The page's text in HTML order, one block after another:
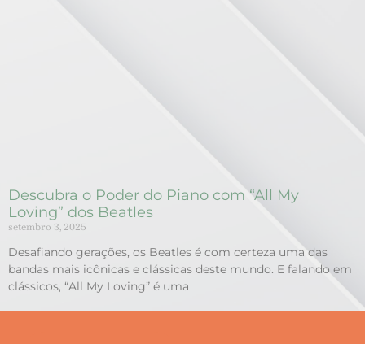
Descubra o Poder do Piano com “All My
Loving” dos Beatles
setembro 3, 2025
Desafiando gerações, os Beatles é com certeza uma das
bandas mais icônicas e clássicas deste mundo. E falando em
clássicos, “All My Loving” é uma